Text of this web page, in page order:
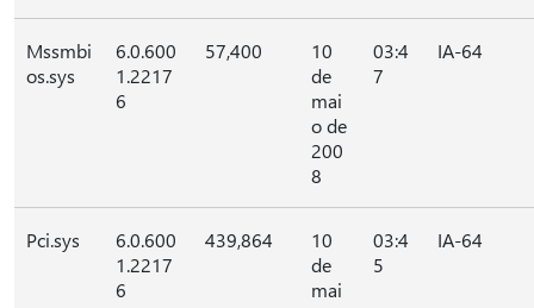
Mssmbi
os.sys
6.0.600
1.2217
6
57,400
10
de
mai
o de
200
8
03:4
7
IA-64
Pci.sys
6.0.600
1.2217
6
439,864
10
de
mai
03:4
5
IA-64